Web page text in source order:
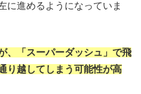
に進めるようになっていま
、「スーパーダッシュ」で飛
り越してしまう可能性が高